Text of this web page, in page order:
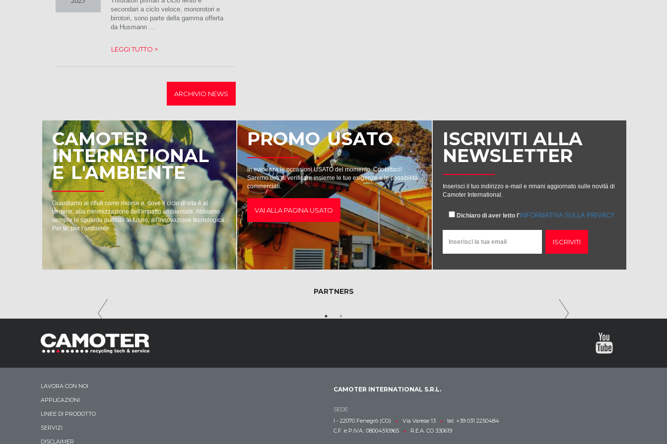
secondari a ciclo veloce, monorotori e
birotori, sono parte della gamma offerta
da Husmann …
LEGGI TUTTO >
ARCHIVIO NEWS
CAMOTER
INTERNATIONAL
E L'AMBIENTE
Guardiamo ai rifiuti come risorse e, dove il ciclo di vita è al
termine, alla minimizzazione dell'impatto ambientale. Abbiamo
sempre lo sguardo puntato al futuro, all'innovazione tecnologica.
Per te, per l'ambiente.
PROMO USATO
In evidenza le occasioni USATO del momento. Contattaci!
Saremo lieti di verificare insieme le tue esigenze e le possibilità
commerciali.
VAI ALLA PAGINA USATO
ISCRIVITI ALLA
NEWSLETTER
Inserisci il tuo indirizzo e-mail e rimani aggiornato sulle novità di
Camoter International.
Dichiaro di aver letto l'INFORMATIVA SULLA PRIVACY
ISCRIVITI
PARTNERS
LAVORA CON NOI
APPLICAZIONI
LINEE DI PRODOTTO
SERVIZI
DISCLAIMER
CAMOTER INTERNATIONAL S.R.L.
SEDE:
I - 22070 Fenegrò (CO)
• Via Varese 13 •
tel. +39 031 2250484
C.F. e P.IVA.: 08004510965
• R.E.A. CO 330619